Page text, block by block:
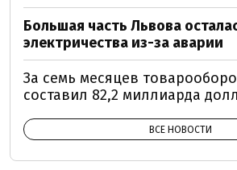
Большая часть Львова
электричества из-за аварии
За семь месяцев
составил 82,2 миллиарда
ВСЕ НОВОСТИ